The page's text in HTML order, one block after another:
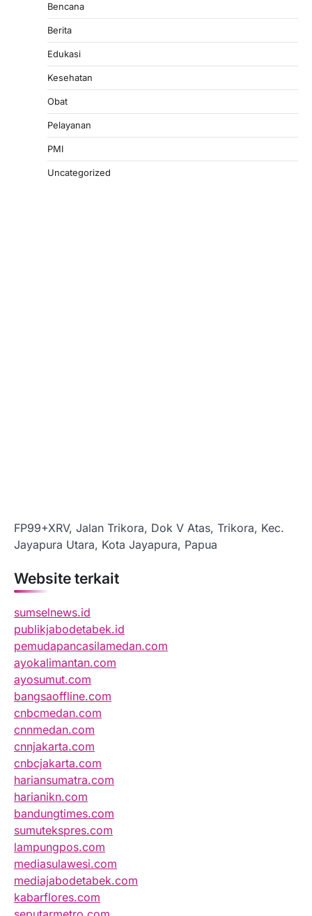
Bencana
Berita
Edukasi
Kesehatan
Obat
Pelayanan
PMI
Uncategorized
FP99+XRV, Jalan Trikora, Dok V Atas, Trikora, Kec.
Jayapura Utara, Kota Jayapura, Papua
Website terkait
sumselnews.id
publikjabodetabek.id
pemudapancasilamedan.com
ayokalimantan.com
ayosumut.com
bangsaoffline.com
cnbcmedan.com
cnnmedan.com
cnnjakarta.com
cnbcjakarta.com
hariansumatra.com
harianikn.com
bandungtimes.com
sumutekspres.com
lampungpos.com
mediasulawesi.com
mediajabodetabek.com
kabarflores.com